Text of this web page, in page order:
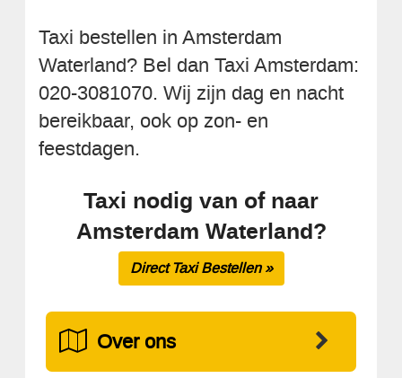
Taxi bestellen in Amsterdam
Waterland? Bel dan Taxi Amsterdam:
020-3081070. Wij zijn dag en nacht
bereikbaar, ook op zon- en
feestdagen.
Taxi nodig van of naar
Amsterdam Waterland?
Direct Taxi Bestellen »
Over ons